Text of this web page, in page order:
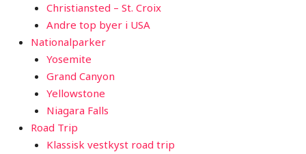
Christiansted – St. Croix
Andre top byer i USA
Nationalparker
Yosemite
Grand Canyon
Yellowstone
Niagara Falls
Road Trip
Klassisk vestkyst road trip